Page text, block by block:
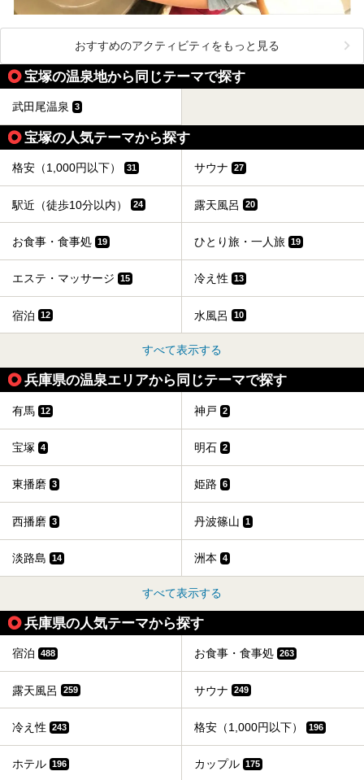
おすすめのアクティビティをもっと見る
宝塚の温泉地から同じテーマで探す
武田尾温泉 3
宝塚の人気テーマから探す
格安（1,000円以下） 31 サウナ 27
駅近（徒歩10分以内） 24 露天風呂 20
お食事・食事処 19 ひとり旅・一人旅 19
エステ・マッサージ 15 冷え性 13
宿泊 12 水風呂 10
すべて表示する
兵庫県の温泉エリアから同じテーマで探す
有馬 12 神戸 2
宝塚 4 明石 2
東播磨 3 姫路 6
西播磨 3 丹波篠山 1
淡路島 14 洲本 4
すべて表示する
兵庫県の人気テーマから探す
宿泊 488 お食事・食事処 263
露天風呂 259 サウナ 249
冷え性 243 格安（1,000円以下） 196
ホテル 196 カップル 175